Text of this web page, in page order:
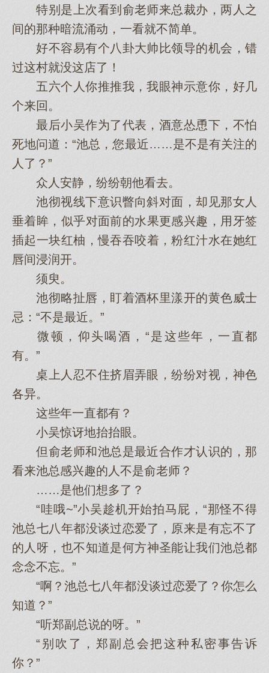
特别是上次看到俞老师来总裁办，两人之
间的那种暗流涌动，一看就不简单。
好不容易有个八卦大帅比领导的机会，错
过这村就没这店了！
五六个人你推推我，我眼神示意你，好几
个来回。
最后小吴作为了代表，酒意怂恿下，不怕
死地问道：“池总，您最近……是不是有关注的
人了？”
众人安静，纷纷朝他看去。
池彻视线下意识瞥向斜对面，却见那女人
垂着眸，似乎对面前的水果更感兴趣，用牙签
插起一块红柚，慢吞吞咬着，粉红汁水在她红
唇间浸润开。
须臾。
池彻略扯唇，盯着酒杯里漾开的黄色威士
忌：“不是最近。”
微顿，仰头喝酒，“是这些年，一直都
有。”
桌上人忍不住挤眉弄眼，纷纷对视，神色
各异。
这些年一直都有？
小吴惊讶地抬抬眼。
但俞老师和池总是最近合作才认识的，那
看来池总感兴趣的人不是俞老师？
……是他们想多了？
“哇哦~”小吴趁机开始拍马屁，“那怪不得
池总七八年都没谈过恋爱了，原来是有忘不了
的人呀，也不知道是何方神圣能让我们池总都
念念不忘。”
“啊？池总七八年都没谈过恋爱了？你怎么
知道？”
“听郑副总说的呀。”
“别吹了，郑副总会把这种私密事告诉
你？”